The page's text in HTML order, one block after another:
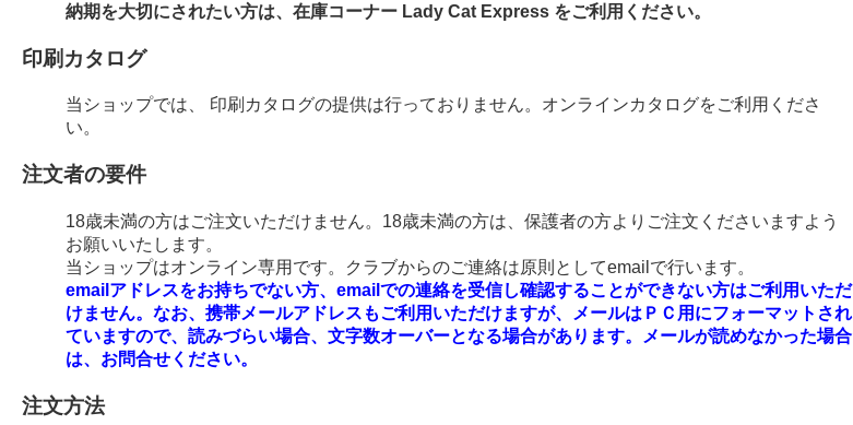
納期を大切にされたい方は、在庫コーナー Lady Cat Express をご利用ください。
印刷カタログ
当ショップでは、 印刷カタログの提供は行っておりません。オンラインカタログをご利用くださ
い。
注文者の要件
18歳未満の方はご注文いただけません。18歳未満の方は、保護者の方よりご注文くださいますよう
お願いいたします。
当ショップはオンライン専用です。クラブからのご連絡は原則としてemailで行います。
emailアドレスをお持ちでない方、emailでの連絡を受信し確認することができない方はご利用いただ
けません。なお、携帯メールアドレスもご利用いただけますが、メールはＰＣ用にフォーマットされ
ていますので、読みづらい場合、文字数オーバーとなる場合があります。メールが読めなかった場合
は、お問合せください。
注文方法